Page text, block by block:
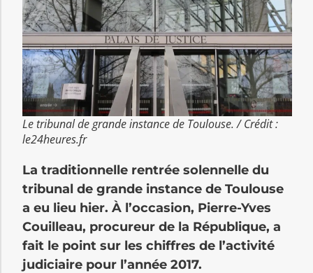
Le tribunal de grande instance de Toulouse. / Crédit :
le24heures.fr
La traditionnelle rentrée solennelle du
tribunal de grande instance de Toulouse
a eu lieu hier. À l’occasion, Pierre-Yves
Couilleau, procureur de la République, a
fait le point sur les chiffres de l’activité
judiciaire pour l’année 2017.